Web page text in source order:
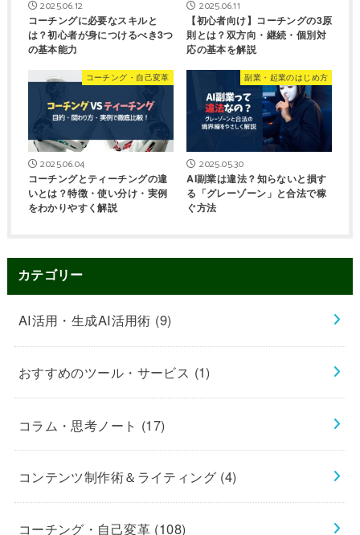
2025.06.12
コーチングに必要なスキルと
は？初心者が身につけるべき3つ
の基本能力
2025.06.11
【初心者向け】コーチングの3原
則とは？双方向・継続・個別対
応の基本を解説
コーチング・自己変革
2025.06.04
コーチングとティーチングの違
いとは？特徴・使い分け・実例
をわかりやすく解説
副業・起業のはじめ方
2025.05.30
AI副業は違法？知らないと損す
る「グレーゾーン」と合法で稼
ぐ方法
カテゴリー
AI活用・生成AI活用術 (9)
おすすめのツール・サービス (1)
コラム・思考ノート (17)
コンテンツ制作術＆ライティング (4)
コーチング・自己変革 (108)